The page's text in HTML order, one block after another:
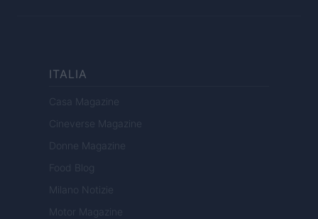
ITALIA
Casa Magazine
Cineverse Magazine
Donne Magazine
Food Blog
Milano Notizie
Motor Magazine